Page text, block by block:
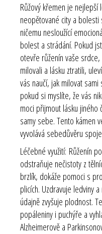
Růžový křemen je
neopětované city a
ničemu nesloužící
bolest a strádání. Pokud
otevře růženín vaše
milovali a lásku ztratili,
vás naučí, jak milovat
pokud si myslíte, že vás
moci přijmout lásku jiného
samy sebe. Tento kámen
vyvolává sebedůvěru
Léčebné využití: Růženín
odstraňuje nečistoty z
brzlík, dokáže pomoci s
plicích. Uzdravuje ledviny
údajně zvyšuje plodnost.
popáleniny i puchýře a
Alzheimerově a